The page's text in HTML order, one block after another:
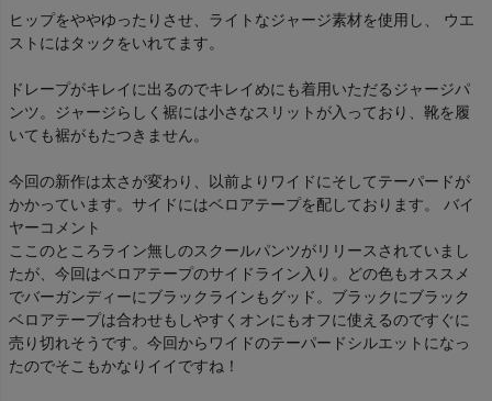
ヒップをややゆったりさせ、ライトなジャージ素材を使用し、 ウエ
ストにはタックをいれてます。
ドレープがキレイに出るのでキレイめにも着用いただるジャージパ
ンツ。ジャージらしく裾には小さなスリットが入っており、靴を履
いても裾がもたつきません。
今回の新作は太さが変わり、以前よりワイドにそしてテーパードが
かかっています。サイドにはベロアテープを配しております。 バイ
ヤーコメント
ここのところライン無しのスクールパンツがリリースされていまし
たが、今回はベロアテープのサイドライン入り。どの色もオススメ
でバーガンディーにブラックラインもグッド。ブラックにブラック
ベロアテープは合わせもしやすくオンにもオフに使えるのですぐに
売り切れそうです。今回からワイドのテーパードシルエットになっ
たのでそこもかなりイイですね！